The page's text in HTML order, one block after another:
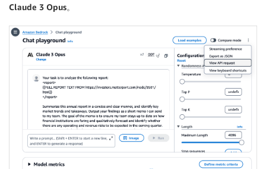
Claude 3 Opus。